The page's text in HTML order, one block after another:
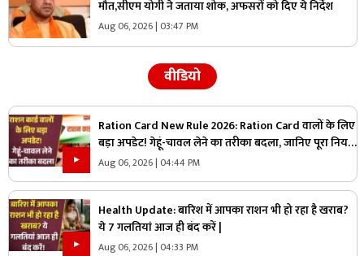
मौत,सीएम योगी ने जताया शोक, अफसरों को दिए ये निर्देश
Aug 06, 2026 | 03:47 PM
वीडियो
Ration Card New Rule 2026: Ration Card वालों के लिए
बड़ा अपडेट! गेहूं-चावल लेने का तरीका बदला, जानिए पूरा नियम
|Aug 06, 2026 | 04:44 PM
Health Update: बारिश में आपका राशन भी हो रहा है खराब?
ये 7 गलतियां आज ही बंद करें |
Aug 06, 2026 | 04:33 PM